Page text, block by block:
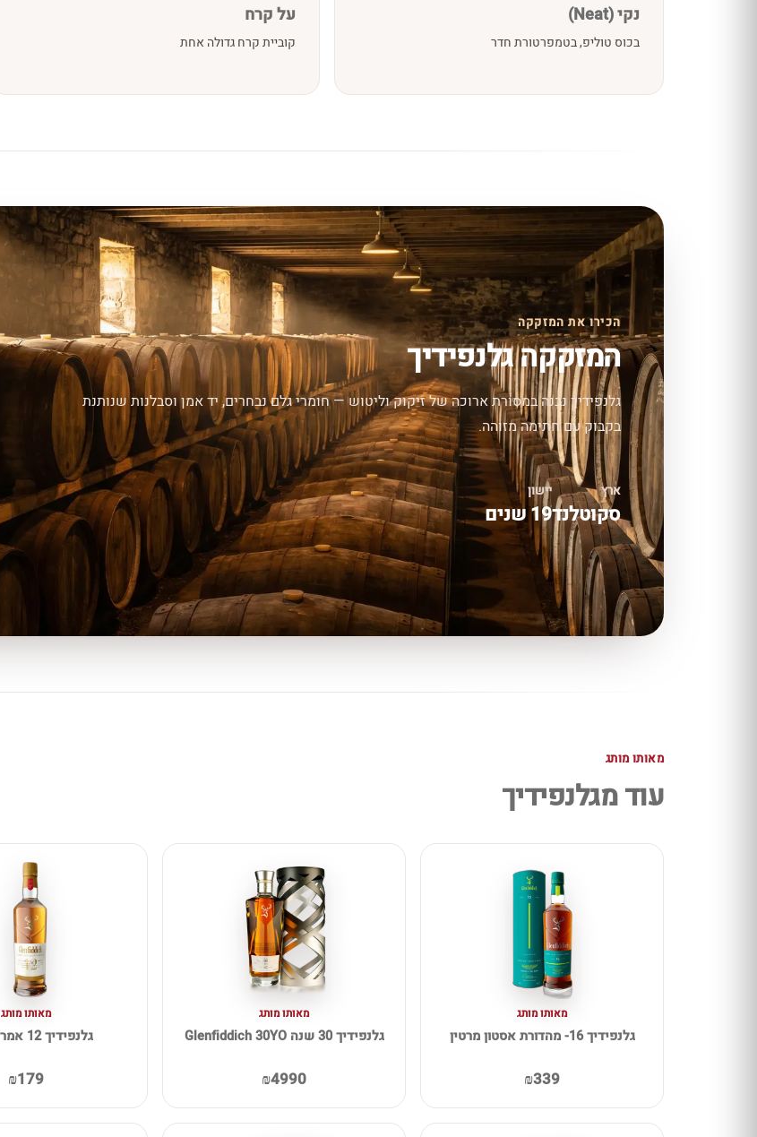
נקי (Neat)
בכוס טוליפ, בטמפרטורת חדר
על קרח
קוביית קרח גדולה אחת
הכירו את המזקקה
המזקקה גלנפידיך
גלנפידיך נבנה במסורת ארוכה של זיקוק וליטוש — חומרי גלם נבחרים, יד אמן וסבלנות שנותנת
בקבוק עם חתימה מזוהה.
ארץ
סקוטלנד
יישון
19 שנים
מאותו מותג
עוד מגלנפידיך
מאותו מותג
גלנפידיך 16- מהדורת אסטון מרטין
₪339
מאותו מותג
גלנפידיך 30 שנה Glenfiddich 30YO
₪4990
מאותו מותג
גלנפידיך 12 אמריקן אוק
₪179